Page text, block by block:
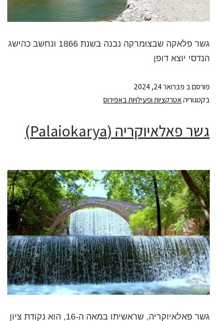
גשר פלאקה שבצומרקה נבנה בשנת 1866 ונחשב כהישג
הנדסי יוצא דופן
פורסם ב פברואר 24, 2024
בקטגוריהאטרקציות ופעילויות באפירוס
גשר פאלאיוקריה (Palaiokarya)
גשר פאלאיוקריה, שראשיתו במאה ה-16, הוא נקודת ציון